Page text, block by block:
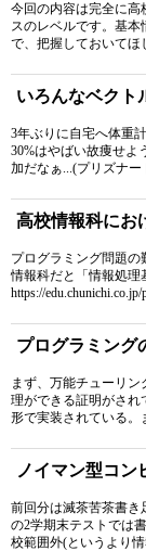
今回の内容は完全に高
スのレベルです。基
で、把握しておいてほ
いろんなベクト
3年ぶりに自宅へ体重
30%はやばい故痩せよ
加だなぁ...(プリズナー
高校情報科にお
プログラミング問題
情報科だと「情報処理
https://edu.chunichi.co.jp/
プログラミング
まず、万能チューリ
理ができる証明がされ
形で実装されている。
ノイマン型コ
前回分は滅茶苦茶書き
の2学期末テストでは
校範囲外(というより